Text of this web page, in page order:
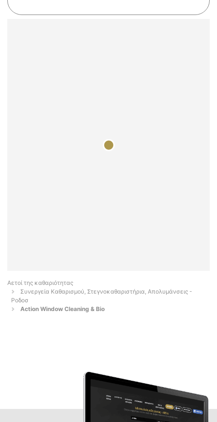
Αετοί της καθαριότητας
Συνεργεία Καθαρισμού, Στεγνοκαθαριστήρια, Απολυμάνσεις -
Ροδοσ
Action Window Cleaning & Bio